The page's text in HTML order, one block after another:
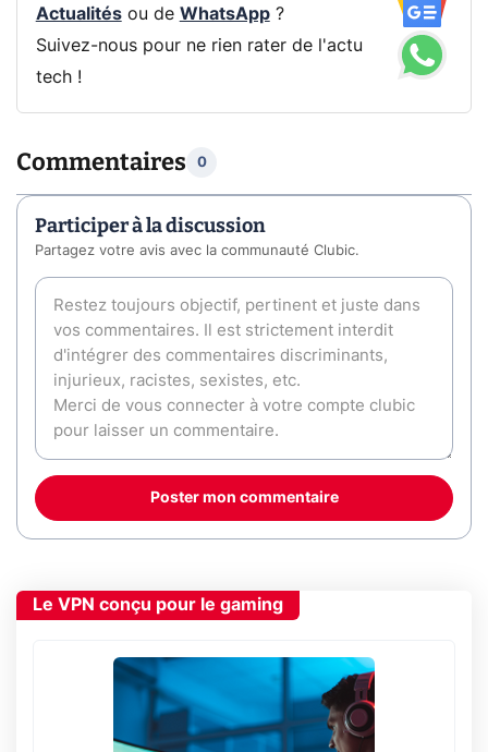
Actualitésou de WhatsApp?
Suivez-nous pour ne rien rater de l'actu
tech !
Commentaires 0
Participer à la discussion
Partagez votre avis avec la communauté Clubic.
Poster mon commentaire
Le VPN conçu pour le gaming